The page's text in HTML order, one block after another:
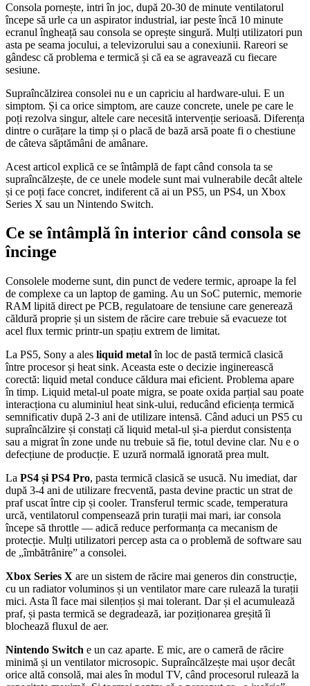
Consola pornește, intri în joc, după 20-30 de minute ventilatorul
începe să urle ca un aspirator industrial, iar peste încă 10 minute
ecranul îngheață sau consola se oprește singură. Mulți utilizatori pun
asta pe seama jocului, a televizorului sau a conexiunii. Rareori se
gândesc că problema e termică și că ea se agravează cu fiecare
sesiune.
Supraîncălzirea consolei nu e un capriciu al hardware-ului. E un
simptom. Și ca orice simptom, are cauze concrete, unele pe care le
poți rezolva singur, altele care necesită intervenție serioasă. Diferența
dintre o curățare la timp și o placă de bază arsă poate fi o chestiune
de câteva săptămâni de amânare.
Acest articol explică ce se întâmplă de fapt când consola ta se
supraîncălzește, de ce unele modele sunt mai vulnerabile decât altele
și ce poți face concret, indiferent că ai un PS5, un PS4, un Xbox
Series X sau un Nintendo Switch.
Ce se întâmplă în interior când consola se
încinge
Consolele moderne sunt, din punct de vedere termic, aproape la fel
de complexe ca un laptop de gaming. Au un SoC puternic, memorie
RAM lipită direct pe PCB, regulatoare de tensiune care generează
căldură proprie și un sistem de răcire care trebuie să evacueze tot
acel flux termic printr-un spațiu extrem de limitat.
La PS5, Sony a ales liquid metalîn loc de pastă termică clasică
între procesor și heat sink. Aceasta este o decizie inginerească
corectă: liquid metal conduce căldura mai eficient. Problema apare
în timp. Liquid metal-ul poate migra, se poate oxida parțial sau poate
interacționa cu aluminiul heat sink-ului, reducând eficiența termică
semnificativ după 2-3 ani de utilizare intensă. Când aduci un PS5 cu
supraîncălzire și constați că liquid metal-ul și-a pierdut consistența
sau a migrat în zone unde nu trebuie să fie, totul devine clar. Nu e o
defecțiune de producție. E uzură normală ignorată prea mult.
La PS4 și PS4 Pro, pasta termică clasică se usucă. Nu imediat, dar
după 3-4 ani de utilizare frecventă, pasta devine practic un strat de
praf uscat între cip și cooler. Transferul termic scade, temperatura
urcă, ventilatorul compensează prin turații mai mari, iar consola
începe să throttle — adică reduce performanța ca mecanism de
protecție. Mulți utilizatori percep asta ca o problemă de software sau
de „îmbătrânire” a consolei.
Xbox Series X are un sistem de răcire mai generos din construcție,
cu un radiator voluminos și un ventilator mare care rulează la turații
mici. Asta îl face mai silențios și mai tolerant. Dar și el acumulează
praf, și pasta termică se degradează, iar poziționarea greșită îi
blochează fluxul de aer.
Nintendo Switch e un caz aparte. E mic, are o cameră de răcire
minimă și un ventilator microsopic. Supraîncălzește mai ușor decât
orice altă consolă, mai ales în modul TV, când procesorul rulează la